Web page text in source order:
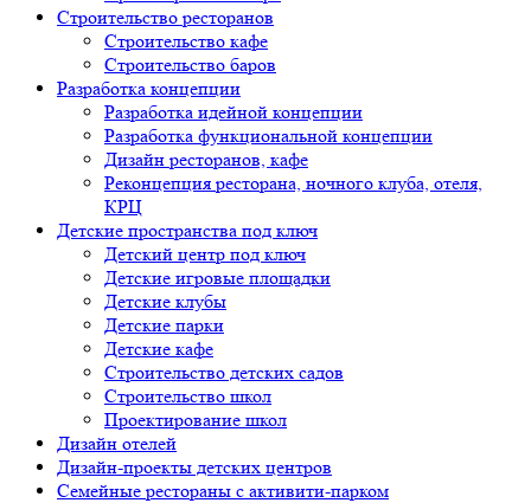
Строительство ресторанов
Строительство кафе
Строительство баров
Разработка концепции
Разработка идейной концепции
Разработка функциональной концепции
Дизайн ресторанов, кафе
Реконцепция ресторана, ночного клуба, отеля,
КРЦ
Детские пространства под ключ
Детский центр под ключ
Детские игровые площадки
Детские клубы
Детские парки
Детские кафе
Строительство детских садов
Строительство школ
Проектирование школ
Дизайн отелей
Дизайн-проекты детских центров
Семейные рестораны с активити-парком